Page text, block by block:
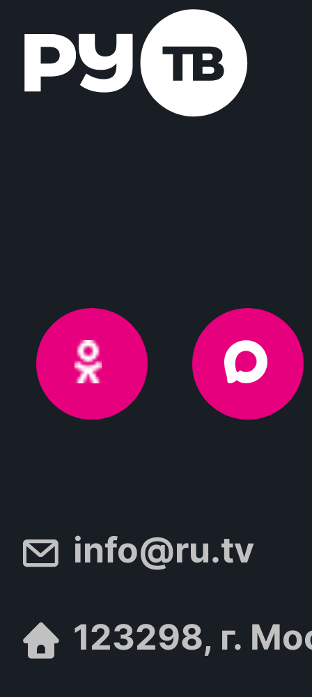
info@ru.tv
123298, г.